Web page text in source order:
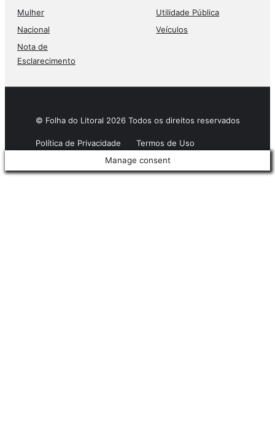
Mulher
Nacional
Nota de
Esclarecimento
Utilidade Pública
Veículos
© Folha do Litoral 2026 Todos os direitos reservados
Política de Privacidade
Termos de Uso
Manage consent